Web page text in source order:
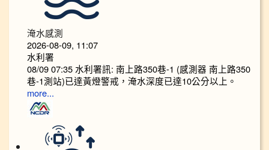
淹水感測
2026-08-09, 11:07
水利署
08/09 07:35 水利署訊: 南上路350巷-1 (感測器 南上路350
巷-1測站)已達黃燈警戒，淹水深度已達10公分以上。​​​
more...